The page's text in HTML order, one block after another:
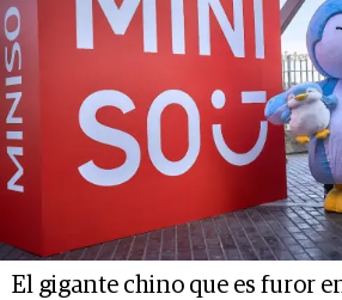
El gigante chino que es furor